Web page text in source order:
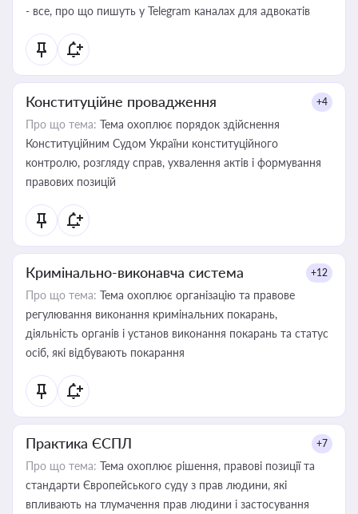
- все, про що пишуть у Telegram каналах для адвокатів
Конституційне провадження +4
Про що тема: Тема охоплює порядок здійснення
Конституційним Судом України конституційного
контролю, розгляду справ, ухвалення актів і формування
правових позицій
Кримінально-виконавча система +12
Про що тема: Тема охоплює організацію та правове
регулювання виконання кримінальних покарань,
діяльність органів і установ виконання покарань та статус
осіб, які відбувають покарання
Практика ЄСПЛ +7
Про що тема: Тема охоплює рішення, правові позиції та
стандарти Європейського суду з прав людини, які
впливають на тлумачення прав людини і застосування